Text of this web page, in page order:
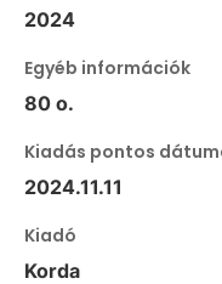
2024
Egyéb információk
80 o.
Kiadás pontos
2024.11.11
Kiadó
Korda